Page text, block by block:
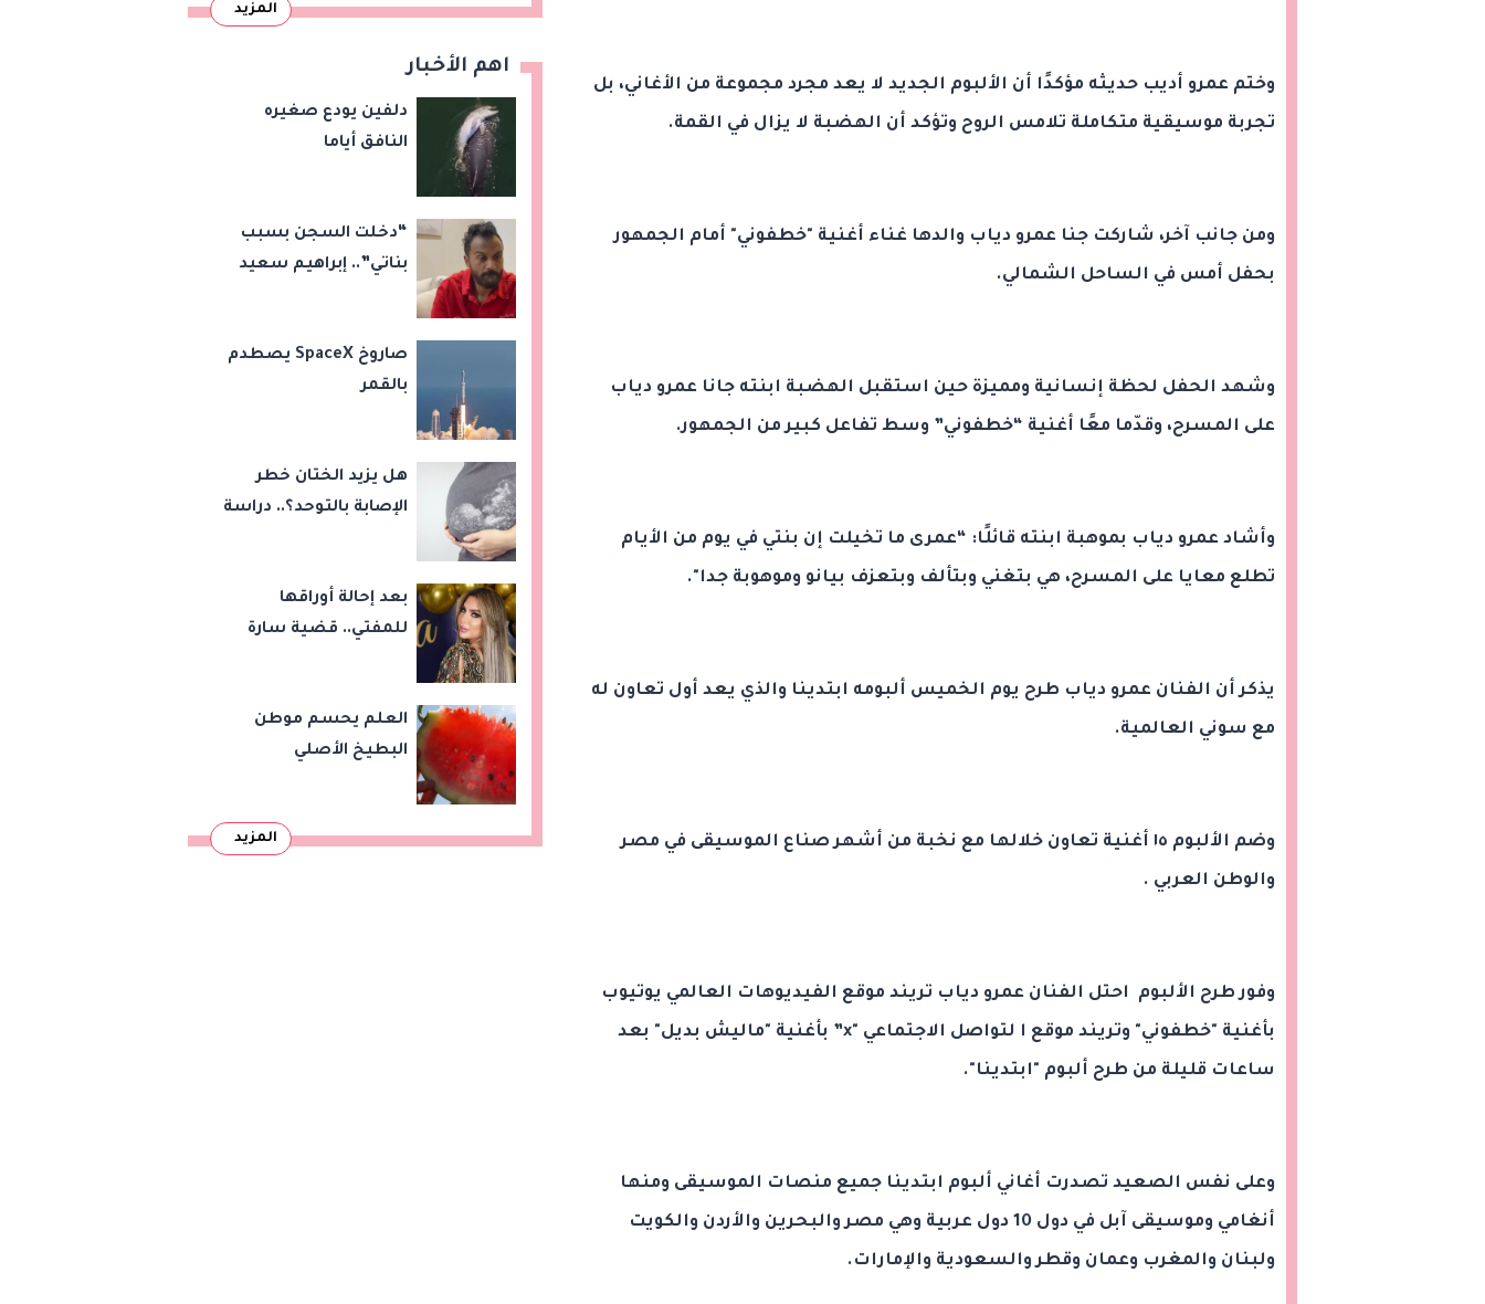
وختم عمرو أديب حديثه مؤكدًا أن الألبوم الجديد لا يعد مجرد مجموعة من الأغاني، بل
تجربة موسيقية متكاملة تلامس الروح وتؤكد أن الهضبة لا يزال في القمة.
ومن جانب آخر، شاركت جنا عمرو دياب والدها غناء أغنية "خطفوني" أمام الجمهور
بحفل أمس في الساحل الشمالي.
وشهد الحفل لحظة إنسانية ومميزة حين استقبل الهضبة ابنته جانا عمرو دياب
على المسرح، وقدّما معًا أغنية “خطفوني” وسط تفاعل كبير من الجمهور.
وأشاد عمرو دياب بموهبة ابنته قائلًا: “عمرى ما تخيلت إن بنتي في يوم من الأيام
تطلع معايا على المسرح، هي بتغني وبتألف وبتعزف بيانو وموهوبة جدا".
يذكر أن الفنان عمرو دياب طرح يوم الخميس ألبومه ابتدينا والذي يعد أول تعاون له
مع سوني العالمية.
وضم الألبوم ١٥ أغنية تعاون خلالها مع نخبة من أشهر صناع الموسيقى في مصر
والوطن العربي .
وفور طرح الألبوم احتل الفنان عمرو دياب تريند موقع الفيديوهات العالمي يوتيوب
بأغنية "خطفوني" وتريند موقع ا لتواصل الاجتماعي "x” بأغنية "ماليش بديل" بعد
ساعات قليلة من طرح ألبوم "ابتدينا".
وعلى نفس الصعيد تصدرت أغاني ألبوم ابتدينا جميع منصات الموسيقى ومنها
أنغامي وموسيقى آبل في دول 10 دول عربية وهي مصر والبحرين والأردن والكويت
ولبنان والمغرب وعمان وقطر والسعودية والإمارات.
المزيد
اهم الأخبار
دلفين يودع صغيره
النافق أياما
“دخلت السجن بسبب
بناتي”.. إبراهيم سعيد
لابنتيه
صاروخ SpaceX يصطدم
بالقمر
هل يزيد الختان خطر
الإصابة بالتوحد؟.. دراسة
بعد إحالة أوراقها
للمفتي.. قضية سارة
العلم يحسم موطن
البطيخ الأصلي
المزيد